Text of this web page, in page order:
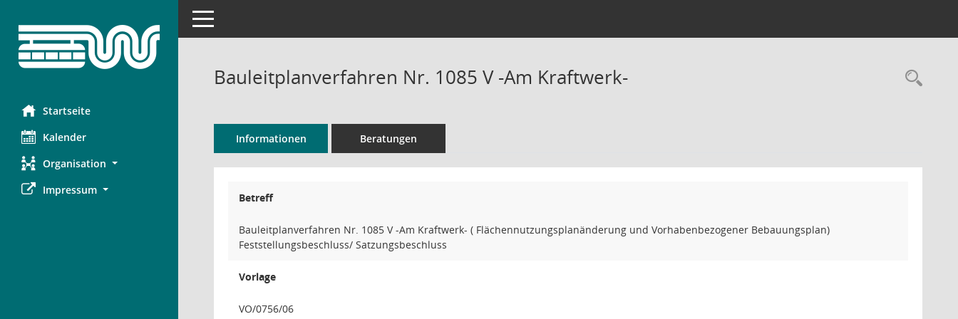
Startseite
Kalender
Organisation
Impressum
Toggle navigation
Bauleitplanverfahren Nr. 1085 V -Am Kraftwerk-
Informationen Beratungen
Betreff
Bauleitplanverfahren Nr. 1085 V -Am Kraftwerk- ( Flächennutzungsplanänderung und Vorhabenbezogener Bebauungsplan)
Feststellungsbeschluss/ Satzungsbeschluss
Vorlage
VO/0756/06